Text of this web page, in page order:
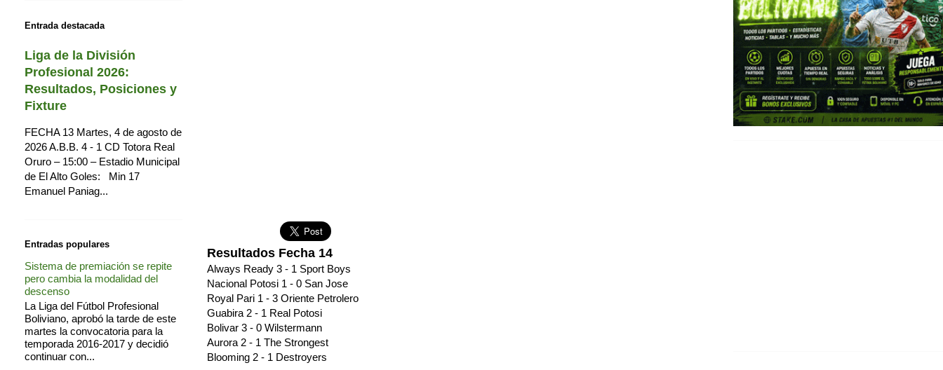
Resultados Fecha 14
Always Ready 3 - 1 Sport Boys
Nacional Potosi 1 - 0 San Jose
Royal Pari 1 - 3 Oriente Petrolero
Guabira 2 - 1 Real Potosi
Bolivar 3 - 0 Wilstermann
Aurora 2 - 1 The Strongest
Blooming 2 - 1 Destroyers
Entrada destacada
Liga de la División
Profesional 2026:
Resultados, Posiciones y
Fixture
FECHA 13 Martes, 4 de agosto de
2026 A.B.B. 4 - 1 CD Totora Real
Oruro – 15:00 – Estadio Municipal
de El Alto Goles: Min 17
Emanuel Paniag...
Entradas populares
Sistema de premiación se repite
pero cambia la modalidad del
descenso
La Liga del Fútbol Profesional
Boliviano, aprobó la tarde de este
martes la convocatoria para la
temporada 2016-2017 y decidió
continuar con...